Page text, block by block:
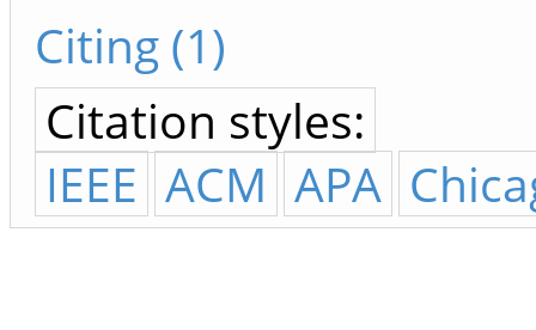
Citing (1)
Citation styles:
IEEE ACM APA